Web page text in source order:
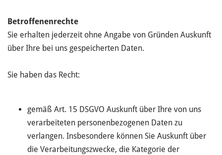
Betroffenenrechte
Sie erhalten jederzeit ohne Angabe von Gründen Auskunft
über Ihre bei uns gespeicherten Daten.
Sie haben das Recht:
gemäß Art. 15 DSGVO Auskunft über Ihre von uns
verarbeiteten personenbezogenen Daten zu
verlangen. Insbesondere können Sie Auskunft über
die Verarbeitungszwecke, die Kategorie der